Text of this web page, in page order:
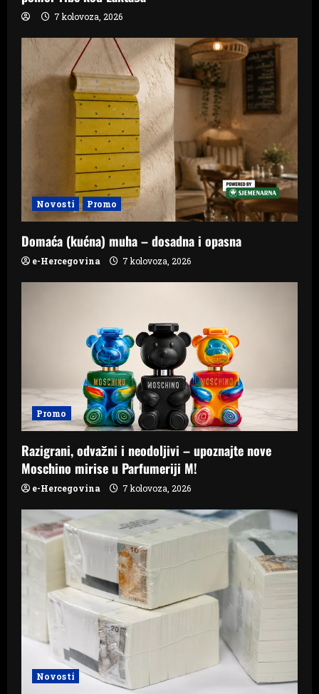
7 kolovoza, 2026
Novosti Promo
Domaća (kućna) muha – dosadna i opasna
e-Hercegovina 7 kolovoza, 2026
Promo
Razigrani, odvažni i neodoljivi – upoznajte nove
Moschino mirise u Parfumeriji M!
e-Hercegovina 7 kolovoza, 2026
Novosti